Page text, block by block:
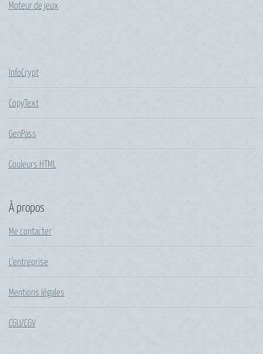
Moteur de jeux
InfoCrypt
CopyText
GenPass
Couleurs HTML
À propos
Me contacter
L'entreprise
Mentions légales
CGU/CGV